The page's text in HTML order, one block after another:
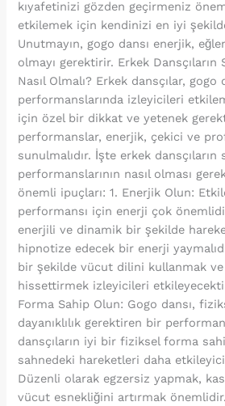
kıyafetinizi gözden geçirmeniz
etkilemek için kendinizi en iyi şekilde
Unutmayın, gogo dansı enerjik,
olmayı gerektirir. Erkek Dansçıların
Nasıl Olmalı? Erkek dansçılar, gogo
performanslarında izleyicileri
için özel bir dikkat ve yetenek
performanslar, enerjik, çekici ve
sunulmalıdır. İşte erkek dansçıların
performanslarının nasıl olması
önemli ipuçları: 1. Enerjik Olun:
performansı için enerji çok
enerjili ve dinamik bir şekilde
hipnotize edecek bir enerji
bir şekilde vücut dilini kullanmak
hissettirmek izleyicileri
Forma Sahip Olun: Gogo dansı,
dayanıklılık gerektiren bir
dansçıların iyi bir fiziksel forma
sahnedeki hareketleri daha
Düzenli olarak egzersiz yapmak,
vücut esnekliğini artırmak